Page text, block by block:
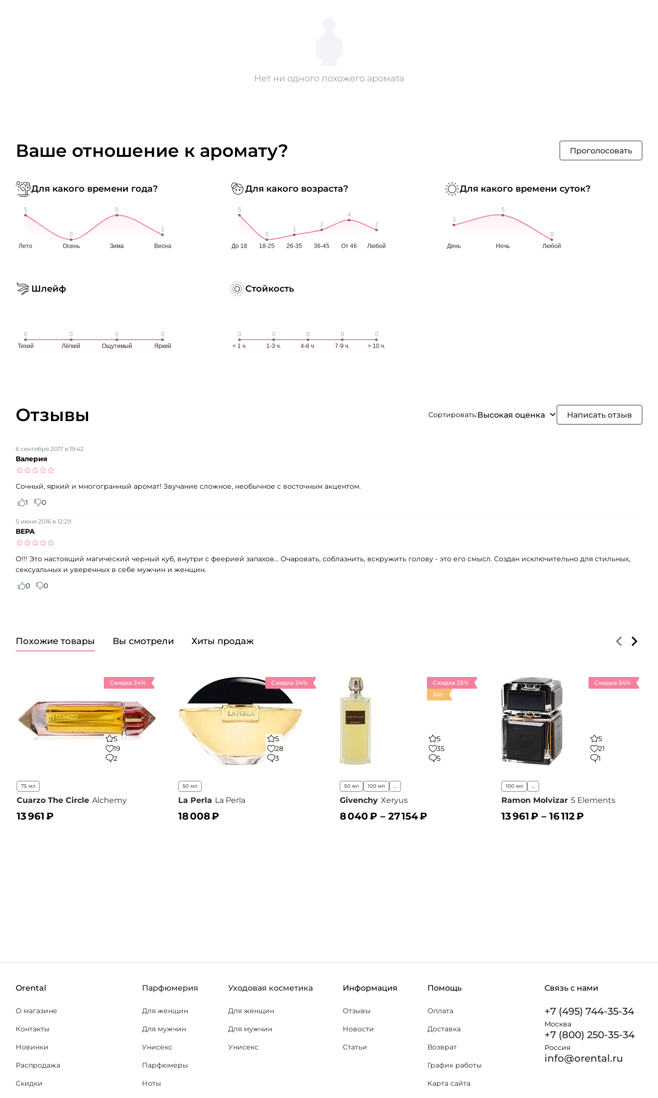
Нет ни одного похожего аромата
Ваше отношение к аромату? Проголосовать
Для какого времени года? Для какого возраста? Для какого времени суток?
Шлейф Стойкость
Отзывы Сортировать:Высокая оценка Написать отзыв
Валерия
6 сентября 2017 в 19:42
Сочный, яркий и многогранный аромат! Звучание сложное, необычное с восточным акцентом.
1
0
ВЕРА
5 июня 2016 в 12:29
О!!! Это настоящий магический черный куб, внутри с феерией запахов... Очаровать, соблазнить, вскружить голову - это его смысл. Создан исключительно для стильных,
сексуальных и уверенных в себе мужчин и женщин.
0
0
Похожие товары Вы смотрели Хиты продаж
Скидка 24%
5
19
2
75 мл
Cuarzo The Circle Alchemy
13 961₽
Скидка 24%
5
28
3
50 мл
La Perla La Perla
18 008₽
Скидка 25%
Хит
5
35
5
50 мл 100 мл ...
Givenchy Xeryus
8 040₽ – 27 154₽
Скидка 24%
5
21
1
100 мл ...
Ramon Molvizar 5 Elements
13 961₽ – 16 112₽
Orental
О магазине
Контакты
Новинки
Распродажа
Скидки
Парфюмерия
Для женщин
Для мужчин
Унисекс
Парфюмеры
Ноты
Уходовая косметика
Для женщин
Для мужчин
Унисекс
Информация
Отзывы
Новости
Статьи
Помощь
Оплата
Доставка
Возврат
График работы
Карта сайта
Связь с нами
+7 (495) 744-35-34
Москва
+7 (800) 250-35-34
Россия
info@orental.ru